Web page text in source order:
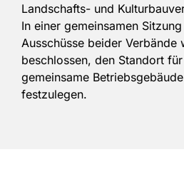
Landschafts- und
In einer gemeinsamen
Ausschüsse beider Verbände
beschlossen, den Standort
gemeinsame
festzulegen.